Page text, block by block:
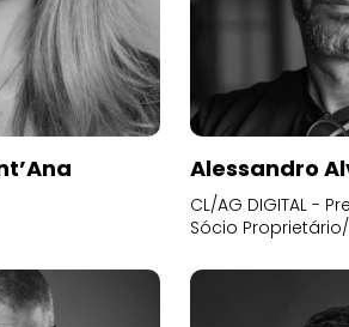
Alessandro
CL/AG DIGITAL -
Sócio